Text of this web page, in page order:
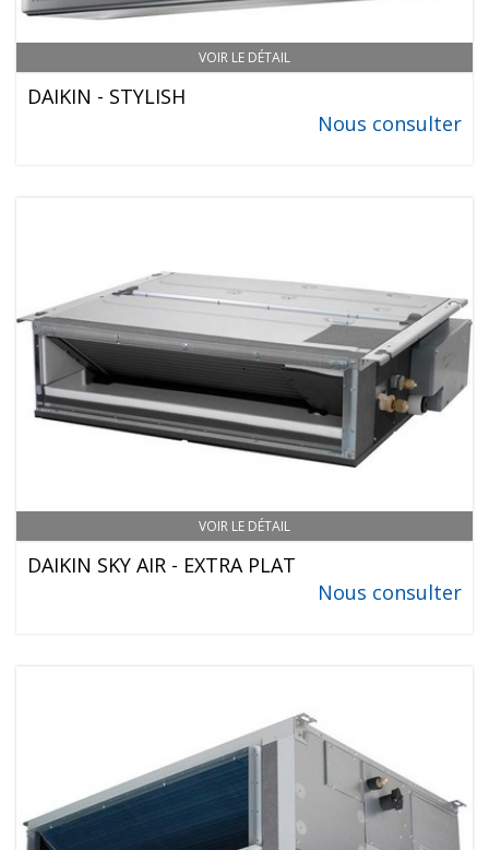
VOIR LE DÉTAIL
DAIKIN - STYLISH
Nous consulter
VOIR LE DÉTAIL
DAIKIN SKY AIR - EXTRA PLAT
Nous consulter